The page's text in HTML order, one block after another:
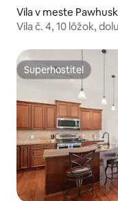
Vila v meste
Vila č. 4, 10 lôžok, dolu
Superhostiteľ
Superhostiteľ